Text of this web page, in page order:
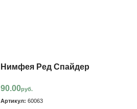
Нимфея Ред Спайдер
90.00руб.
Артикул: 60063